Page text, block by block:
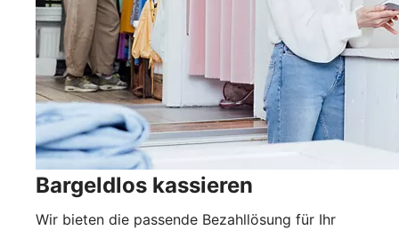
Bargeldlos kassieren
Wir bieten die passende Bezahllösung für Ihr